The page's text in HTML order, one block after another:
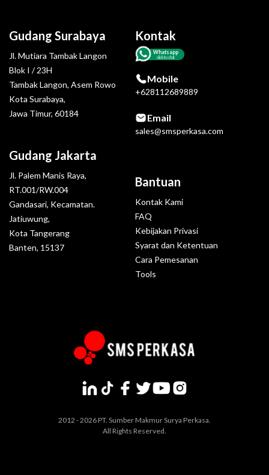
Gudang Surabaya
Jl. Mutiara Tambak Langon
Blok I / 23H
Tambak Langon, Asem Rowo
Kota Surabaya,
Jawa Timur, 60184
Gudang Jakarta
Jl. Palem Manis Raya,
RT.001/RW.004
Gandasari, Kecamatan.
Jatiuwung,
Kota Tangerang
Banten, 15137
Kontak
Whatsapp
click to chat
Mobile
+628112689889
Email
sales@smsperkasa.com
Bantuan
Kontak Kami
FAQ
Kebijakan Privasi
Syarat dan Ketentuan
Cara Pemesanan
Tools
2012 - 2026 PT. Sumber Makmur Surya Perkasa.
All Rights Reserved.